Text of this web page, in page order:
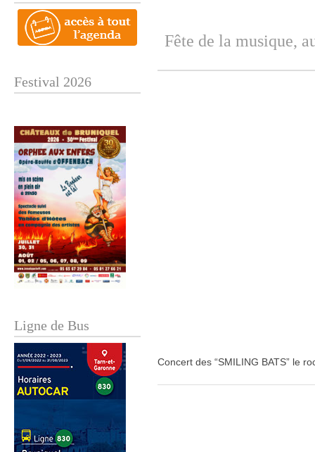
Festival 2026
Ligne de Bus
Fête de la musique,
Concert des “SMILING BATS” le